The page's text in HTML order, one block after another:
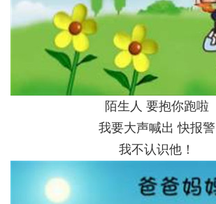
陌生人 要抱你跑啦
我要大声喊出 快报警
我不认识他！